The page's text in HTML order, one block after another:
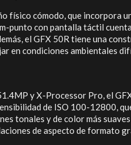
físico cómodo, que
punto con pantalla táctil
el GFX 50R tiene una
en condiciones ambientales
y X-Processor Pro, el
de ISO 100-12800,
tonales y de color más
de aspecto de formato